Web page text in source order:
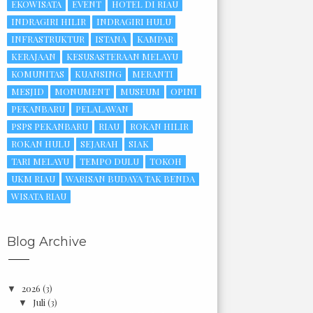
EKOWISATA
EVENT
HOTEL DI RIAU
INDRAGIRI HILIR
INDRAGIRI HULU
INFRASTRUKTUR
ISTANA
KAMPAR
KERAJAAN
KESUSASTERAAN MELAYU
KOMUNITAS
KUANSING
MERANTI
MESJID
MONUMENT MUSEUM
OPINI
PEKANBARU
PELALAWAN
PSPS PEKANBARU
RIAU
ROKAN HILIR
ROKAN HULU
SEJARAH
SIAK
TARI MELAYU
TEMPO DULU
TOKOH
UKM RIAU
WARISAN BUDAYA TAK BENDA
WISATA RIAU
Blog Archive
▼ 2026 (3)
▼ Juli (3)